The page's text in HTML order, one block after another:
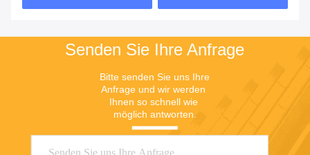
Senden Sie Ihre Anfrage
Bitte senden Sie uns Ihre
Anfrage und wir werden
Ihnen so schnell wie
möglich antworten.